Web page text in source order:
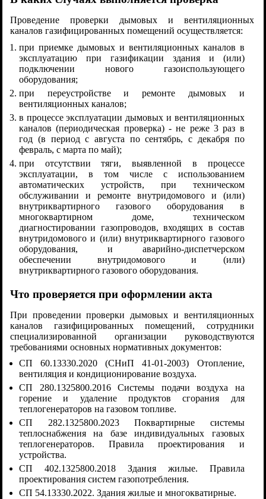
Проведение проверки дымовых и вентиляционных
каналов газифицированных помещений осуществляется:
при приемке дымовых и вентиляционных каналов в
эксплуатацию при газификации здания и (или)
подключении нового газоиспользующего
оборудования;
при переустройстве и ремонте дымовых и
вентиляционных каналов;
в процессе эксплуатации дымовых и вентиляционных
каналов (периодическая проверка) - не реже 3 раз в
год (в период с августа по сентябрь, с декабря по
февраль, с марта по май);
при отсутствии тяги, выявленной в процессе
эксплуатации, в том числе с использованием
автоматических устройств, при техническом
обслуживании и ремонте внутридомового и (или)
внутриквартирного газового оборудования в
многоквартирном доме, техническом
диагностировании газопроводов, входящих в состав
внутридомового и (или) внутриквартирного газового
оборудования, и аварийно-диспетчерском
обеспечении внутридомового и (или)
внутриквартирного газового оборудования.
Что проверяется при оформлении акта
При проведении проверки дымовых и вентиляционных
каналов газифицированных помещений, сотрудники
специализированной организации руководствуются
требованиями основных нормативных документов:
СП 60.13330.2020 (СНиП 41-01-2003) Отопление,
вентиляция и кондиционирование воздуха.
СП 280.1325800.2016 Системы подачи воздуха на
горение и удаление продуктов сгорания для
теплогенераторов на газовом топливе.
СП 282.1325800.2023 Поквартирные системы
теплоснабжения на базе индивидуальных газовых
теплогенераторов. Правила проектирования и
устройства.
СП 402.1325800.2018 Здания жилые. Правила
проектирования систем газопотребления.
СП 54.13330.2022. Здания жилые и многокватирные.